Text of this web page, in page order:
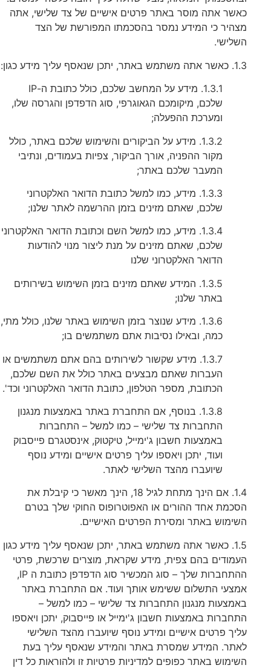
כאשר אתה מוסר באתר פרטים אישיים של צד שלישי, אתה
מצהיר כי המידע נמסר בהסכמתו המפורשת של הצד
השלישי.
1.3. כאשר אתה משתמש באתר, יתכן שנאסף עליך מידע כגון:
1.3.1. מידע על המחשב שלכם, כולל כתובת ה-IP
שלכם, מיקומכם הגאוגרפי, סוג הדפדפן והגרסה שלו,
ומערכת ההפעלה;
1.3.2. מידע על הביקורים והשימוש שלכם באתר, כולל
מקור ההפניה, אורך הביקור, צפיות בעמודים, ונתיבי
המעבר שלכם באתר;
1.3.3. מידע, כמו למשל כתובת הדואר האלקטרוני
שלכם, שאתם מזינים בזמן ההרשמה לאתר שלנו;
1.3.4. מידע, כמו למשל השם וכתובת הדואר האלקטרוני
שלכם, שאתם מזינים על מנת ליצור מנוי להודעות
הדואר האלקטרוני שלנו
1.3.5. המידע שאתם מזינים בזמן השימוש בשירותים
באתר שלנו;
1.3.6. מידע שנוצר בזמן השימוש באתר שלנו, כולל מתי,
כמה, ובאילו נסיבות אתם משתמשים בו;
1.3.7. מידע שקשור לשירותים בהם אתם משתמשים או
העברות שאתם מבצעים באתר כולל את השם שלכם,
הכתובת, מספר הטלפון, כתובת הדואר האלקטרוני וכד'.
1.3.8. בנוסף, אם התחברת באתר באמצעות מנגנון
התחברות צד שלישי – כמו למשל – התחברות
באמצעות חשבון ג'ימייל, טיקטוק, אינסטגרם פייסבוק
ועוד, יתכן ויאספו עליך פרטים אישיים ומידע נוסף
שיועברו מהצד השלישי לאתר.
1.4. אם הינך מתחת לגיל 18, הינך מאשר כי קיבלת את
הסכמת אחד ההורים או האפוטרופוס החוקי שלך בטרם
השימוש באתר ומסירת הפרטים האישיים.
1.5. כאשר אתה משתמש באתר, יתכן שנאסף עליך מידע כגון
העמודים בהם צפית, מידע שקראת, מוצרים שרכשת, פרטי
ההתחברות שלך – סוג המכשיר סוג הדפדפן כתובת ה IP,
אמצעי התשלום ששימש אותך ועוד. אם התחברת באתר
באמצעות מנגנון התחברות צד שלישי – כמו למשל –
התחברות באמצעות חשבון ג'ימייל או פייסבוק, יתכן ויאספו
עליך פרטים אישיים ומידע נוסף שיועברו מהצד השלישי
לאתר. המידע שמסרת באתר והמידע שנאסף עליך בעת
השימוש באתר כפופים למדיניות פרטיות זו ולהוראות כל דין